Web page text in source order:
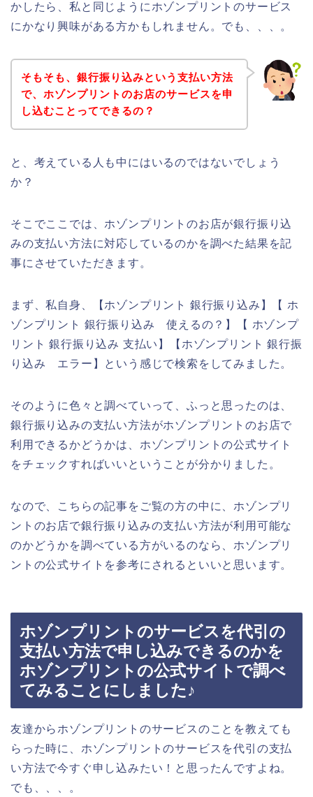
かしたら、私と同じようにホゾンプリントのサービス
にかなり興味がある方かもしれません。でも、、、。
そもそも、銀行振り込みという支払い方法
で、ホゾンプリントのお店のサービスを申
し込むことってできるの？
と、考えている人も中にはいるのではないでしょう
か？
そこでここでは、ホゾンプリントのお店が銀行振り込
みの支払い方法に対応しているのかを調べた結果を記
事にさせていただきます。
まず、私自身、【ホゾンプリント 銀行振り込み】【 ホ
ゾンプリント 銀行振り込み 使えるの？】【 ホゾンプ
リント 銀行振り込み 支払い】【ホゾンプリント 銀行振
り込み エラー】という感じで検索をしてみました。
そのように色々と調べていって、ふっと思ったのは、
銀行振り込みの支払い方法がホゾンプリントのお店で
利用できるかどうかは、ホゾンプリントの公式サイト
をチェックすればいいということが分かりました。
なので、こちらの記事をご覧の方の中に、ホゾンプリ
ントのお店で銀行振り込みの支払い方法が利用可能な
のかどうかを調べている方がいるのなら、ホゾンプリ
ントの公式サイトを参考にされるといいと思います。
ホゾンプリントのサービスを代引の
支払い方法で申し込みできるのかを
ホゾンプリントの公式サイトで調べ
てみることにしました♪
友達からホゾンプリントのサービスのことを教えても
らった時に、ホゾンプリントのサービスを代引の支払
い方法で今すぐ申し込みたい！と思ったんですよね。
でも、、、。